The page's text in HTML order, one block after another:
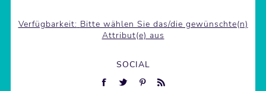
Verfügbarkeit: Bitte wählen Sie das/die gewünschte(n)
Attribut(e) aus
SOCIAL